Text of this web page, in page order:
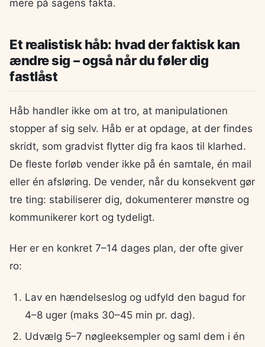
mere på sagens fakta.
Et realistisk håb: hvad der faktisk kan
ændre sig – også når du føler dig
fastlåst
Håb handler ikke om at tro, at manipulationen
stopper af sig selv. Håb er at opdage, at der findes
skridt, som gradvist flytter dig fra kaos til klarhed.
De fleste forløb vender ikke på én samtale, én mail
eller én afsløring. De vender, når du konsekvent gør
tre ting: stabiliserer dig, dokumenterer mønstre og
kommunikerer kort og tydeligt.
Her er en konkret 7–14 dages plan, der ofte giver
ro:
Lav en hændelseslog og udfyld den bagud for
4–8 uger (maks 30–45 min pr. dag).
Udvælg 5–7 nøgleeksempler og saml dem i én